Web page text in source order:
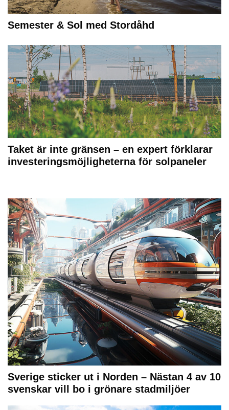
Semester & Sol med Stordåhd
Taket är inte gränsen – en expert förklarar
investeringsmöjligheterna för solpaneler
Sverige sticker ut i Norden – Nästan 4 av 10
svenskar vill bo i grönare stadmiljöer